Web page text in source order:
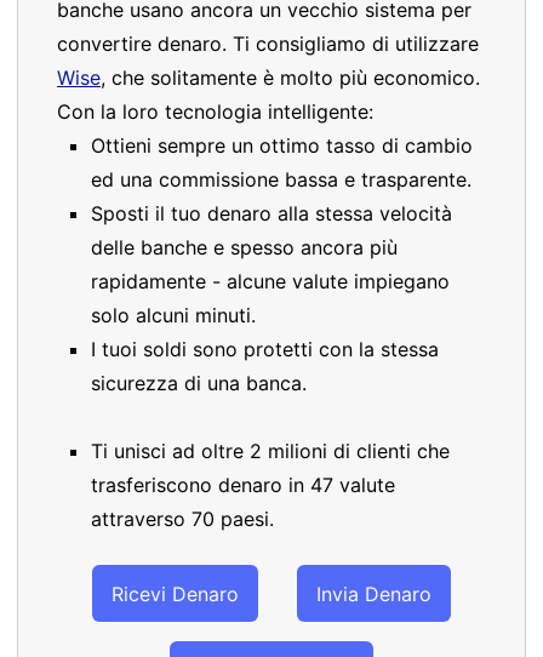
banche usano ancora un vecchio sistema per
convertire denaro. Ti consigliamo di utilizzare
Wise, che solitamente è molto più economico.
Con la loro tecnologia intelligente:
Ottieni sempre un ottimo tasso di cambio
ed una commissione bassa e trasparente.
Sposti il tuo denaro alla stessa velocità
delle banche e spesso ancora più
rapidamente - alcune valute impiegano
solo alcuni minuti.
I tuoi soldi sono protetti con la stessa
sicurezza di una banca.
Ti unisci ad oltre 2 milioni di clienti che
trasferiscono denaro in 47 valute
attraverso 70 paesi.
Ricevi Denaro Invia Denaro